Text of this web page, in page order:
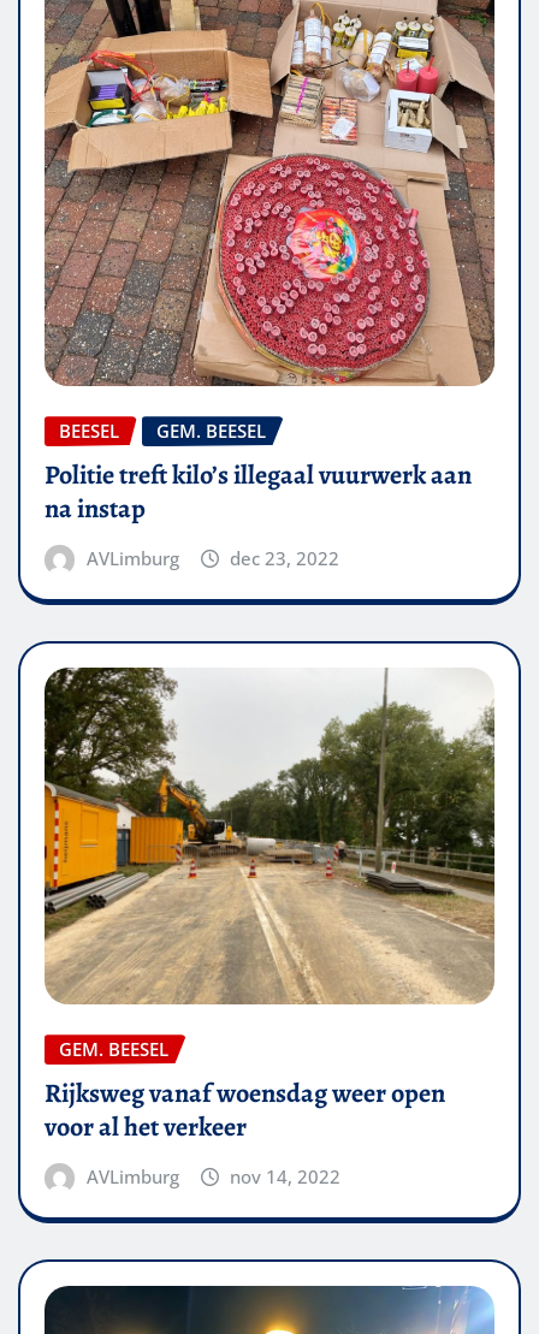
BEESEL GEM. BEESEL
Politie treft kilo’s illegaal vuurwerk aan
na instap
AVLimburg dec 23, 2022
GEM. BEESEL
Rijksweg vanaf woensdag weer open
voor al het verkeer
AVLimburg nov 14, 2022